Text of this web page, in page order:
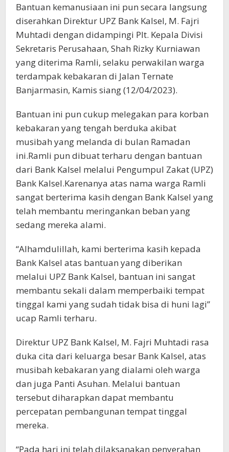
Bantuan kemanusiaan ini pun secara langsung
diserahkan Direktur UPZ Bank Kalsel, M. Fajri
Muhtadi dengan didampingi Plt. Kepala Divisi
Sekretaris Perusahaan, Shah Rizky Kurniawan
yang diterima Ramli, selaku perwakilan warga
terdampak kebakaran di Jalan Ternate
Banjarmasin, Kamis siang (12/04/2023).
Bantuan ini pun cukup melegakan para korban
kebakaran yang tengah berduka akibat
musibah yang melanda di bulan Ramadan
ini.Ramli pun dibuat terharu dengan bantuan
dari Bank Kalsel melalui Pengumpul Zakat (UPZ)
Bank Kalsel.Karenanya atas nama warga Ramli
sangat berterima kasih dengan Bank Kalsel yang
telah membantu meringankan beban yang
sedang mereka alami.
“Alhamdulillah, kami berterima kasih kepada
Bank Kalsel atas bantuan yang diberikan
melalui UPZ Bank Kalsel, bantuan ini sangat
membantu sekali dalam memperbaiki tempat
tinggal kami yang sudah tidak bisa di huni lagi”
ucap Ramli terharu.
Direktur UPZ Bank Kalsel, M. Fajri Muhtadi rasa
duka cita dari keluarga besar Bank Kalsel, atas
musibah kebakaran yang dialami oleh warga
dan juga Panti Asuhan. Melalui bantuan
tersebut diharapkan dapat membantu
percepatan pembangunan tempat tinggal
mereka.
“Pada hari ini telah dilaksanakan penyerahan